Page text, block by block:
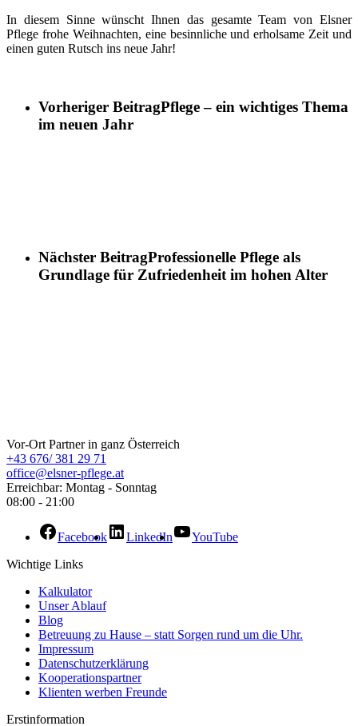
In diesem Sinne wünscht Ihnen das gesamte Team von Elsner
Pflege frohe Weihnachten, eine besinnliche und erholsame Zeit und
einen guten Rutsch ins neue Jahr!
Vorheriger BeitragPflege – ein wichtiges Thema
im neuen Jahr
Nächster BeitragProfessionelle Pflege als
Grundlage für Zufriedenheit im hohen Alter
Vor-Ort Partner in ganz Österreich
+43 676/ 381 29 71
office@elsner-pflege.at
Erreichbar: Montag - Sonntag
08:00 - 21:00
Facebook LinkedIn
YouTube
Wichtige Links
Kalkulator
Unser Ablauf
Blog
Betreuung zu Hause – statt Sorgen rund um die Uhr.
Impressum
Datenschutzerklärung
Kooperationspartner
Klienten werben Freunde
Erstinformation